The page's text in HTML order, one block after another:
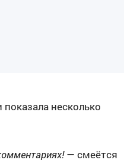
несколько
— смеётся